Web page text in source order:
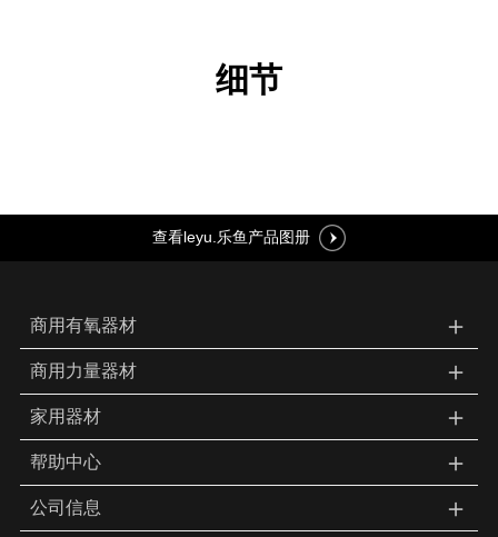
细节
查看leyu.乐鱼产品图册
商用有氧器材 ＋
商用力量器材 ＋
家用器材 ＋
帮助中心 ＋
公司信息 ＋